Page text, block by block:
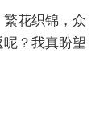
花织锦，众
？我真盼望